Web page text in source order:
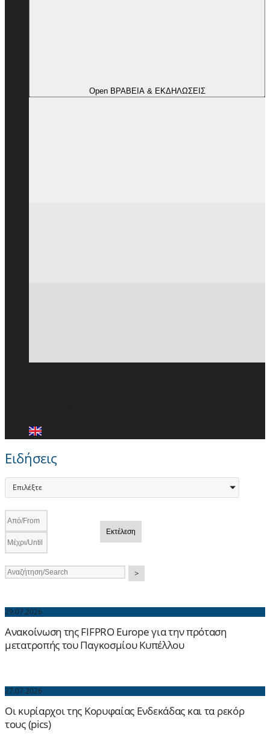
Open ΒΡΑΒΕΙΑ & ΕΚΔΗΛΩΣΕΙΣ
Ειδήσεις
Επιλέξτε
Εκτέλεση
>
29.07.2026
Ανακοίνωση της FIFPRO Europe για την πρόταση
μετατροπής του Παγκοσμίου Κυπέλλου
27.07.2026
Οι κυρίαρχοι της Κορυφαίας Ενδεκάδας και τα ρεκόρ
τους (pics)